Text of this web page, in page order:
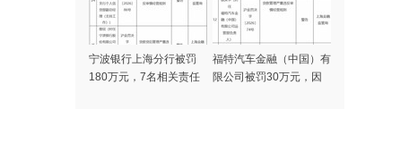
宁波银行上海分行被罚
180万元，7名相关责任
福特汽车金融（中国）有
限公司被罚30万元，因